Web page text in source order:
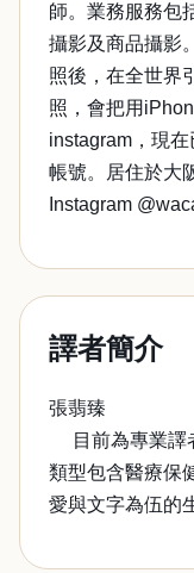
師。業務服務包
攝影及商品攝影
照後，在全世界
照，會把用
instagram，現
帳號。居住於大
Instagram
譯者簡介
張翡臻
目前為專業譯
類型包含醫療保
愛與文字為伍的